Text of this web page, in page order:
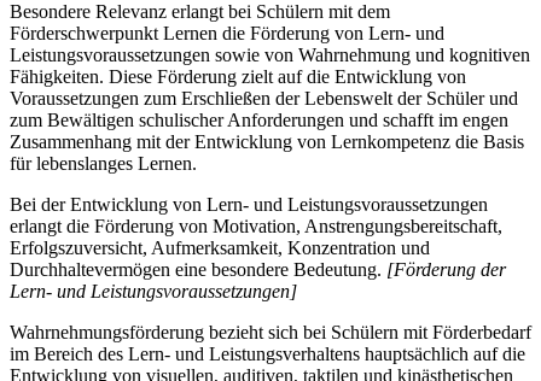
Besondere Relevanz erlangt bei Schülern mit dem
Förderschwerpunkt Lernen die Förderung von Lern- und
Leistungsvoraussetzungen sowie von Wahrnehmung und kognitiven
Fähigkeiten. Diese Förderung zielt auf die Entwicklung von
Voraussetzungen zum Erschließen der Lebenswelt der Schüler und
zum Bewältigen schulischer Anforderungen und schafft im engen
Zusammenhang mit der Entwicklung von Lernkompetenz die Basis
für lebenslanges Lernen.
Bei der Entwicklung von Lern- und Leistungsvoraussetzungen
erlangt die Förderung von Motivation, Anstrengungsbereitschaft,
Erfolgszuversicht, Aufmerksamkeit, Konzentration und
Durchhaltevermögen eine besondere Bedeutung. [Förderung der
Lern- und Leistungsvoraussetzungen]
Wahrnehmungsförderung bezieht sich bei Schülern mit Förderbedarf
im Bereich des Lern- und Leistungsverhaltens hauptsächlich auf die
Entwicklung von visuellen, auditiven, taktilen und kinästhetischen